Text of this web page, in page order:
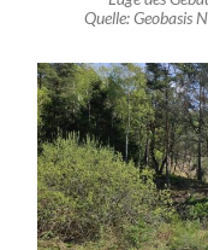
Quelle: Geobasis